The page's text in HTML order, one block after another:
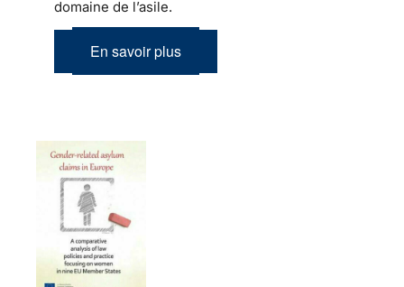
domaine de l’asile.
En savoir plus